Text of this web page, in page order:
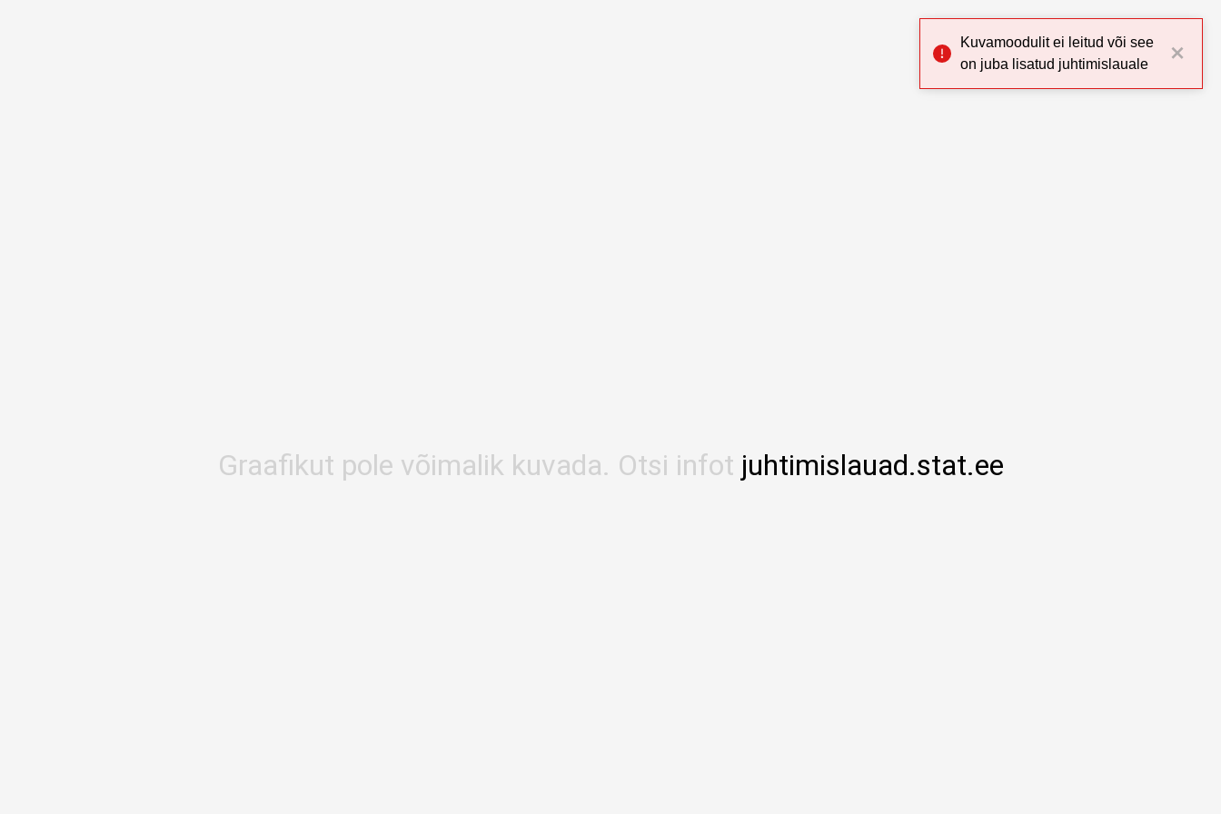
Kuvamoodulit ei leitud või see
on juba lisatud juhtimislauale
Graafikut pole võimalik kuvada. Otsi infot juhtimislauad.stat.ee